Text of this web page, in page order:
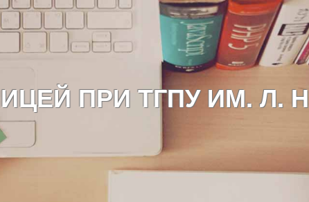
ПРИ ТГПУ ИМ. Л.